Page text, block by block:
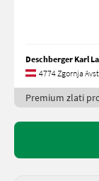
Deschberger Karl
4774 Zgornja
Premium zlati